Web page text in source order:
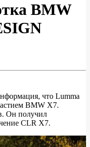
BMW
что Lumma
BMW X7.
Он получил
CLR X7.